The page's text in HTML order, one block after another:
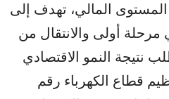
المالي، تهدف إلى
مرحلة أولى والانتقال من
نتيجة النمو الاقتصادي
قطاع الكهرباء رقم